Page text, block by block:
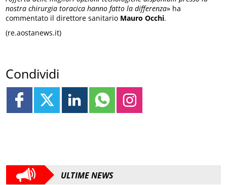
nostra chirurgia toracica hanno fatto la differenza» ha
commentato il direttore sanitario Mauro Occhi.
(re.aostanews.it)
Condividi
ULTIME NEWS